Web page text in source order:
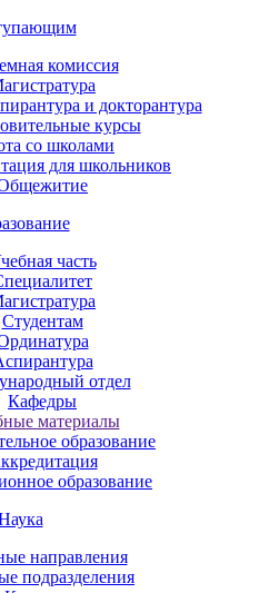
комиссия
и докторантура
курсы
со школами
для школьников
часть
Студентам
отдел
Кафедры
материалы
образование
образование
направления
подразделения